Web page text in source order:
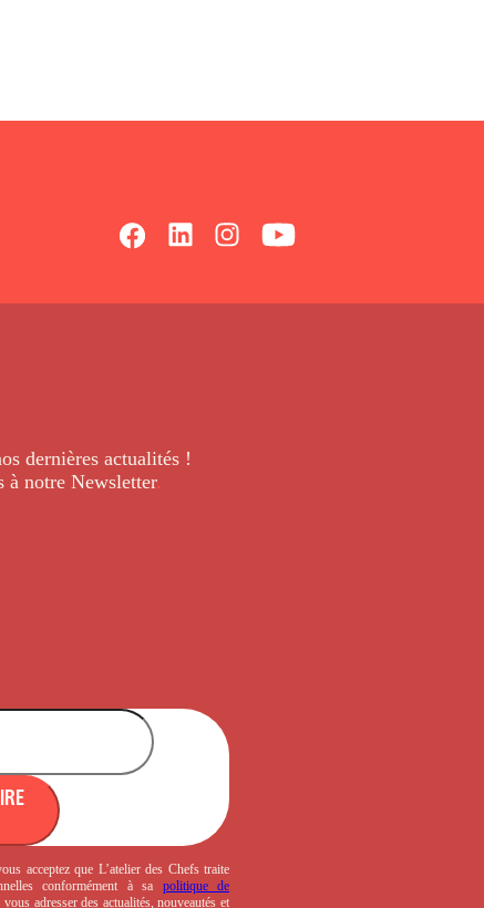
dernièresactualités !
à notre Newsletter.
acceptez que L’atelier des Chefs traite
conformément à sa politique de
adresser des actualités, nouveautés et